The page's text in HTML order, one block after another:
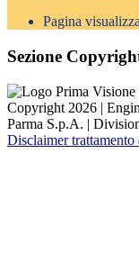
Pagina
Sezione
Copyright 2026 |
Parma S.p.A. |
Disclaimer trattamento